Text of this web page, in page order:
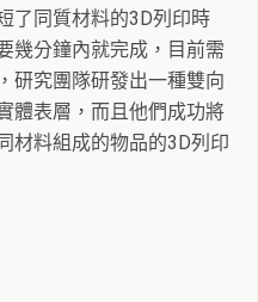
了同質材料的3D列印時
幾分鐘內就完成，目前需
研究團隊研發出一種雙向
體表層，而且他們成功將
材料組成的物品的3D列印